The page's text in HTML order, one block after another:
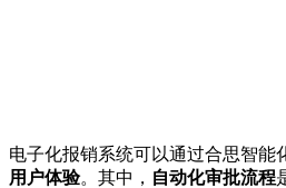
电子化报销系统可以通过合思智能
用户体验。其中， 自动化审批流程